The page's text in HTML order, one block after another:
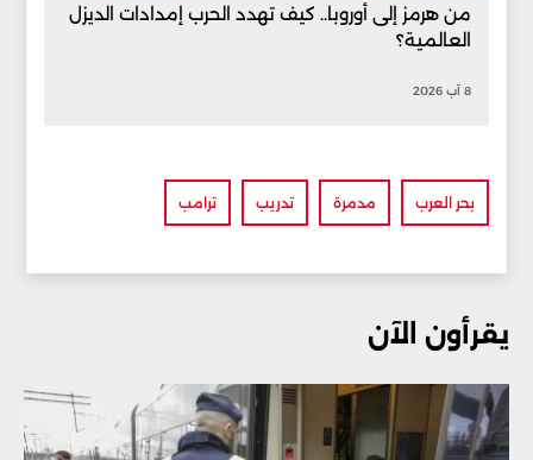
من هرمز إلى أوروبا.. كيف تهدد الحرب إمدادات الديزل
العالمية؟
8 آب 2026
بحر العرب مدمرة تدريب ترامب
يقرأون الآن